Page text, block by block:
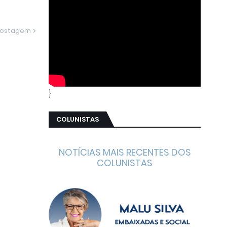
}
COLUNISTAS
NOTÍCIAS MAIS RECENTES DOS
COLUNISTAS